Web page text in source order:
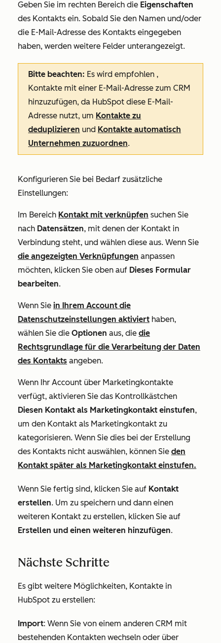
Geben Sie im rechten Bereich die Eigenschaften
des Kontakts ein. Sobald Sie den Namen und/oder
die E-Mail-Adresse des Kontakts eingegeben
haben, werden weitere Felder unterangezeigt.
Bitte beachten: Es wird empfohlen ,
Kontakte mit einer E-Mail-Adresse zum CRM
hinzuzufügen, da HubSpot diese E-Mail-
Adresse nutzt, um Kontakte zu
deduplizieren und Kontakte automatisch
Unternehmen zuzuordnen.
Konfigurieren Sie bei Bedarf zusätzliche
Einstellungen:
Im Bereich Kontakt mit verknüpfen suchen Sie
nach Datensätzen, mit denen der Kontakt in
Verbindung steht, und wählen diese aus. Wenn Sie
die angezeigten Verknüpfungen anpassen
möchten, klicken Sie oben auf Dieses Formular
bearbeiten.
Wenn Sie in Ihrem Account die
Datenschutzeinstellungen aktiviert haben,
wählen Sie die Optionen aus, die die
Rechtsgrundlage für die Verarbeitung der Daten
des Kontakts angeben.
Wenn Ihr Account über Marketingkontakte
verfügt, aktivieren Sie das Kontrollkästchen
Diesen Kontakt als Marketingkontakt einstufen,
um den Kontakt als Marketingkontakt zu
kategorisieren. Wenn Sie dies bei der Erstellung
des Kontakts nicht auswählen, können Sie den
Kontakt später als Marketingkontakt einstufen.
Wenn Sie fertig sind, klicken Sie auf Kontakt
erstellen. Um zu speichern und dann einen
weiteren Kontakt zu erstellen, klicken Sie auf
Erstellen und einen weiteren hinzufügen.
Nächste Schritte
Es gibt weitere Möglichkeiten, Kontakte in
HubSpot zu erstellen:
Import: Wenn Sie von einem anderen CRM mit
bestehenden Kontakten wechseln oder über